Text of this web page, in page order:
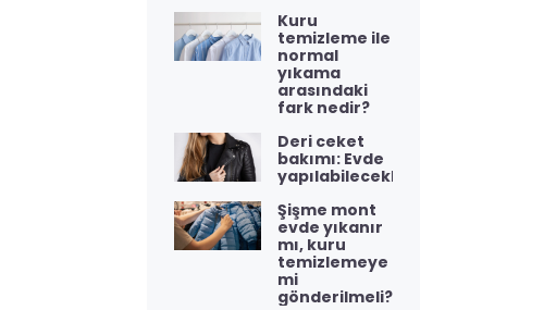
Kuru
temizleme ile
normal
yıkama
arasındaki
fark nedir?
Deri ceket
bakımı: Evde
yapılabilecekler
Şişme mont
evde yıkanır
mı, kuru
temizlemeye
mi
gönderilmeli?